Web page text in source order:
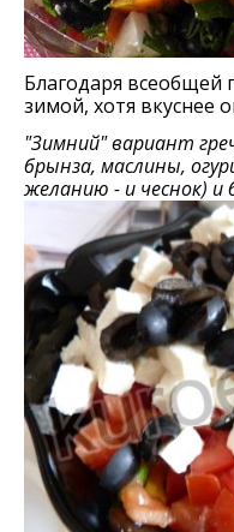
Благодаря всеобщей
зимой, хотя вкуснее
"Зимний" вариант
брынза, маслины,
желанию - и чеснок) и